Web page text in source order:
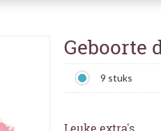
Geboorte
9 stuks